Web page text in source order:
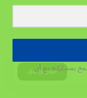
قبول وإغلاق
بمشاركته مع أي